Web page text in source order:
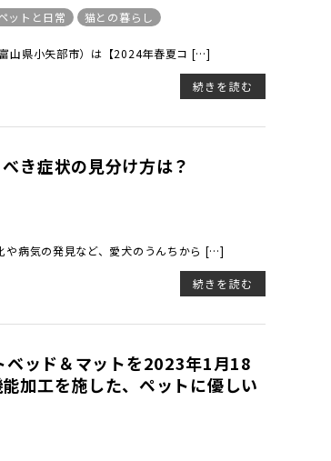
ットと日常 猫との暮らし
山県小矢部市）は【2024年春夏コ […]
続きを読む
き症状の見分け方は？
や病気の発見など、愛犬のうんちから […]
続きを読む
ッド＆マットを2023年1月18
加工を施した、ペットに優しい